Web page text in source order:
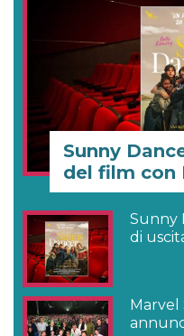
Sunny
del film con
Sunny
di
Marvel